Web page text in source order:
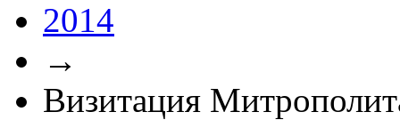
2014
→
Визитация